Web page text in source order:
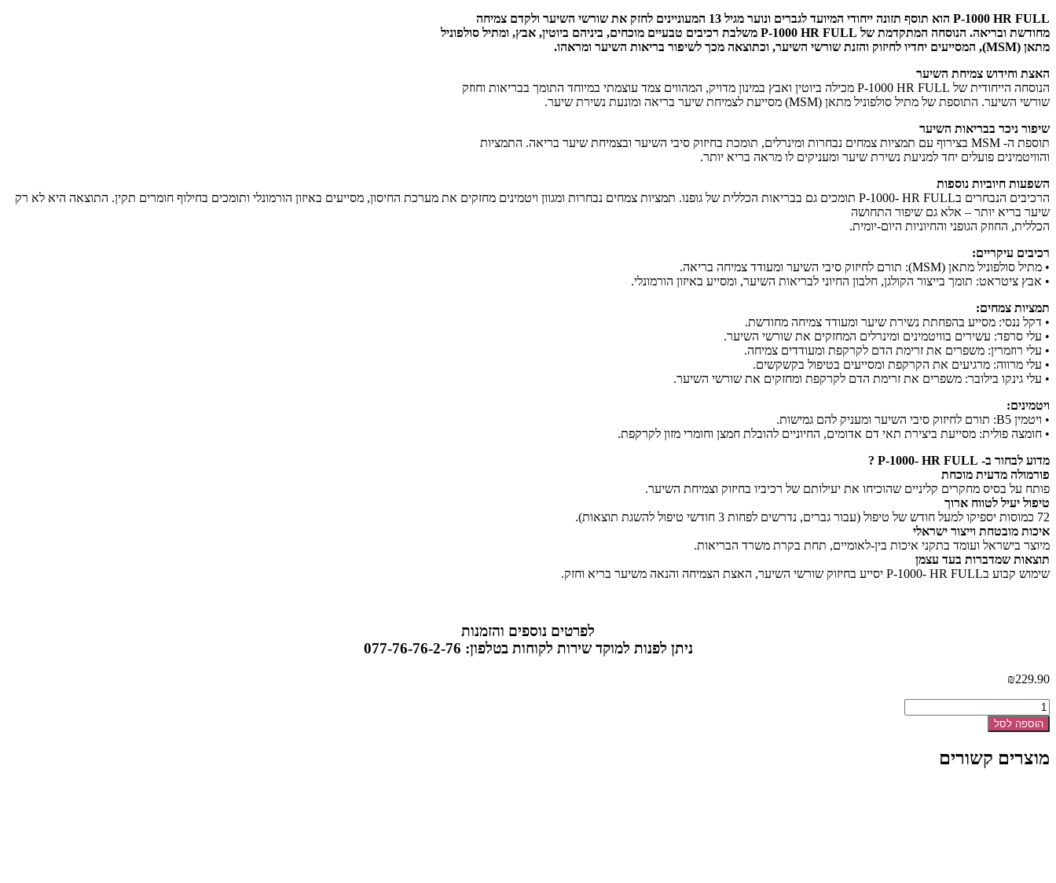
P-1000 HR FULL הוא תוסף תזונה ייחודי המיועד לגברים ונוער מגיל 13 המעוניינים לחזק את שורשי השיער ולקדם צמיחה
מחודשת ובריאה. הנוסחה המתקדמת של P-1000 HR FULL משלבת רכיבים טבעיים מוכחים, ביניהם ביוטין, אבץ, ומתיל סולפוניל
מתאן (MSM), המסייעים יחדיו לחיזוק והזנת שורשי השיער, וכתוצאה מכך לשיפור בריאות השיער ומראהו.
האצת וחידוש צמיחת השיער
הנוסחה הייחודית של P-1000 HR FULL מכילה ביוטין ואבץ במינון מדויק, המהווים צמד עוצמתי במיוחד התומך בבריאות וחוזק
שורשי השיער. התוספת של מתיל סולפוניל מתאן (MSM) מסייעת לצמיחת שיער בריאה ומונעת נשירת שיער.
שיפור ניכר בבריאות השיער
תוספת ה- MSM בצירוף עם תמציות צמחים נבחרות ומינרלים, תומכת בחיזוק סיבי השיער ובצמיחת שיער בריאה. התמציות
והוויטמינים פועלים יחד למניעת נשירת שיער ומעניקים לו מראה בריא יותר.
השפעות חיוביות נוספות
הרכיבים הנבחרים בP-1000- HR FULL תומכים גם בבריאות הכללית של גופנו. תמציות צמחים נבחרות ומגוון ויטמינים מחזקים את מערכת החיסון, מסייעים באיזון הורמונלי ותומכים בחילוף חומרים תקין. התוצאה היא לא רק
שיער בריא יותר – אלא גם שיפור התחושה
הכללית, החוזק הגופני והחיוניות היום-יומית.
רכיבים עיקריים:
• מתיל סולפוניל מתאן (MSM): תורם לחיזוק סיבי השיער ומעודד צמיחה בריאה.
• אבץ ציטראט: תומך בייצור הקולגן, חלבון החיוני לבריאות השיער, ומסייע באיזון הורמונלי.
תמציות צמחים:
• דקל ננסי: מסייע בהפחתת נשירת שיער ומעודד צמיחה מחודשת.
• עלי סרפד: עשירים בוויטמינים ומינרלים המחזקים את שורשי השיער.
• עלי רוזמרין: משפרים את זרימת הדם לקרקפת ומעודדים צמיחה.
• עלי מרווה: מרגיעים את הקרקפת ומסייעים בטיפול בקשקשים.
• עלי גינקו בילובר: משפרים את זרימת הדם לקרקפת ומחזקים את שורשי השיער.
ויטמינים:
• ויטמין B5: תורם לחיזוק סיבי השיער ומעניק להם גמישות.
• חומצה פולית: מסייעת ביצירת תאי דם אדומים, החיוניים להובלת חמצן וחומרי מזון לקרקפת.
מדוע לבחור ב- P-1000- HR FULL ?
פורמולה מדעית מוכחת
פותח על בסיס מחקרים קליניים שהוכיחו את יעילותם של רכיביו בחיזוק וצמיחת השיער.
טיפול יעיל לטווח ארוך
72 כמוסות יספיקו למעל חודש של טיפול (עבור גברים, נדרשים לפחות 3 חודשי טיפול להשגת תוצאות).
איכות מובטחת וייצור ישראלי
מיוצר בישראל ועומד בתקני איכות בין-לאומיים, תחת בקרת משרד הבריאות.
תוצאות שמדברות בעד עצמן
שימוש קבוע בP-1000- HR FULL יסייע בחיזוק שורשי השיער, האצת הצמיחה והנאה משיער בריא וחזק.
לפרטים נוספים והזמנות
ניתן לפנות למוקד שירות לקוחות בטלפון: 077-76-76-2-76
₪229.90
כמות
של
FULL
P-
הוספה לסל
מוצרים קשורים